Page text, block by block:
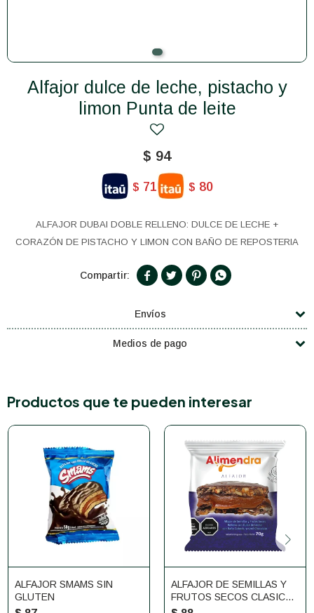
Alfajor dulce de leche, pistacho y
limon Punta de leite
$ 94
$ 71 $ 80
ALFAJOR DUBAI DOBLE RELLENO: DULCE DE LECHE +
CORAZÓN DE PISTACHO Y LIMON CON BAÑO DE REPOSTERIA
   
Envíos
Medios de pago
Productos que te pueden interesar
ALFAJOR SMAMS SIN
GLUTEN
ALFAJOR DE SEMILLAS Y
FRUTOS SECOS CLASICO
ALIMENDRA